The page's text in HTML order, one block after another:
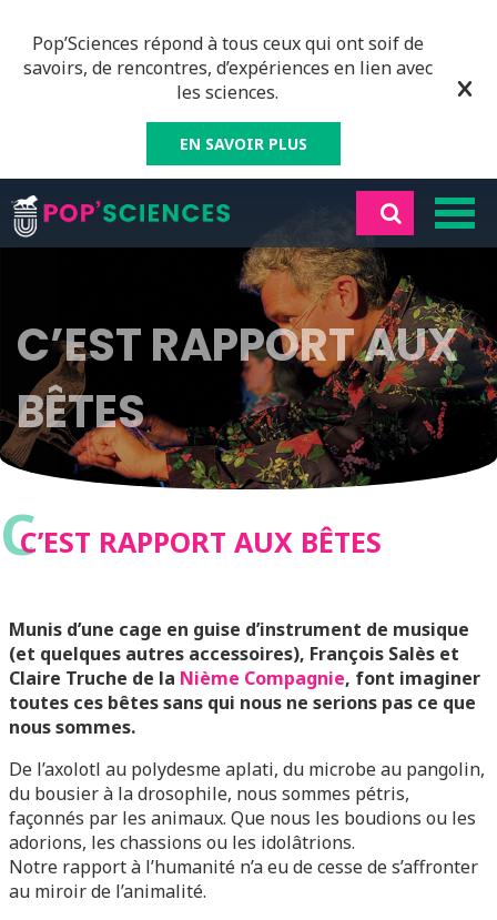
Pop’Sciences répond à tous ceux qui ont soif de
savoirs, de rencontres, d’expériences en lien avec
les sciences.
EN SAVOIR PLUS
C’EST RAPPORT AUX
BÊTES
CC’EST RAPPORT AUX BÊTES
Munis d’une cage en guise d’instrument de musique
(et quelques autres accessoires), François Salès et
Claire Truche de la Nième Compagnie, font imaginer
toutes ces bêtes sans qui nous ne serions pas ce que
nous sommes.
De l’axolotl au polydesme aplati, du microbe au pangolin,
du bousier à la drosophile, nous sommes pétris,
façonnés par les animaux. Que nous les boudions ou les
adorions, les chassions ou les idolâtrions.
Notre rapport à l’humanité n’a eu de cesse de s’affronter
au miroir de l’animalité.